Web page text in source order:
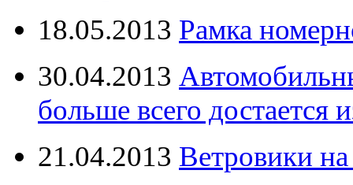
18.05.2013 Рамка
30.04.2013
больше всего достается
21.04.2013 Ветровики